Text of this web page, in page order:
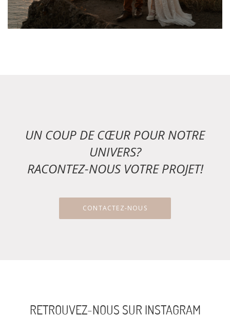
UN COUP DE CŒUR POUR NOTRE
UNIVERS?
RACONTEZ-NOUS VOTRE PROJET!
CONTACTEZ-NOUS
RETROUVEZ-NOUS SUR INSTAGRAM